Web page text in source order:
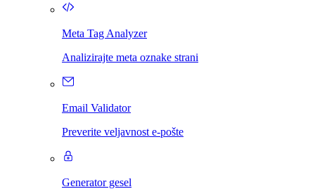
Meta Tag Analyzer
Analizirajte meta oznake strani
Email Validator
Preverite veljavnost e-pošte
Generator gesel